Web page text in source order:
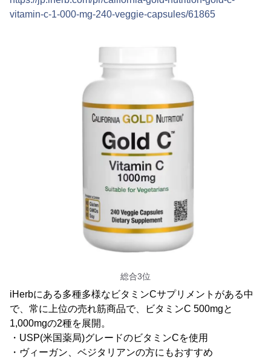
vitamin-c-1-000-mg-240-veggie-capsules/61865
総合3位
iHerbにある多種多様なビタミンCサプリメントがある中
で、常に上位の売れ筋商品で、ビタミンC 500mgと
1,000mgの2種を展開。
・USP(米国薬局)グレードのビタミンCを使用
・ヴィーガン、ベジタリアンの方にもおすすめ